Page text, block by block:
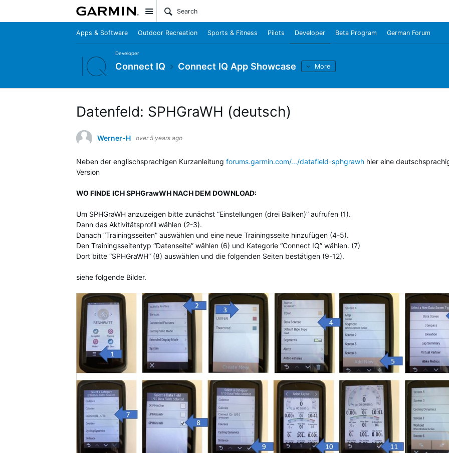
Site
Apps & Software Outdoor Recreation Sports & Fitness Pilots Developer Beta Program German Forum
Developer
Connect IQ Connect IQ App Showcase More
Datenfeld: SPHGraWH (deutsch)
Werner-H over 5 years ago
Neben der englischsprachigen Kurzanleitung forums.garmin.com/.../datafield-sphgrawh hier eine
Version
WO FINDE ICH SPHGrawWH NACH DEM DOWNLOAD:
Um SPHGraWH anzuzeigen bitte zunächst “Einstellungen (drei Balken)” aufrufen (1).
Dann das Aktivitätsprofil wählen (2-3).
Danach “Trainingsseiten” auswählen und eine neue Trainingsseite hinzufügen (4-5).
Den Trainingsseitentyp “Datenseite” wählen (6) und Kategorie “Connect IQ” wählen. (7)
Dort bitte “SPHGraWH” (8) auswählen und die folgenden Seiten bestätigen (9-12).
siehe folgende Bilder.